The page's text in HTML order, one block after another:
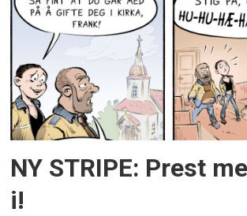
NY STRIPE: Prest
i!